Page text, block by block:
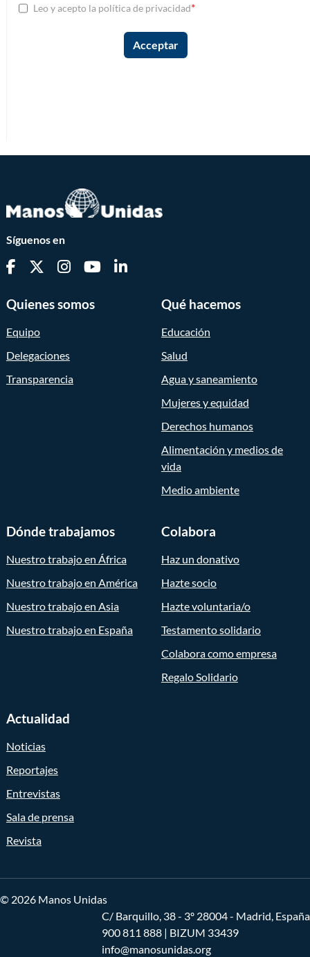
Leo y acepto la política de privacidad*
Síguenos en
Quienes somos
Equipo
Delegaciones
Transparencia
Qué hacemos
Educación
Salud
Agua y saneamiento
Mujeres y equidad
Derechos humanos
Alimentación y medios de
vida
Medio ambiente
Dónde trabajamos
Nuestro trabajo en África
Nuestro trabajo en América
Nuestro trabajo en Asia
Nuestro trabajo en España
Colabora
Haz un donativo
Hazte socio
Hazte voluntaria/o
Testamento solidario
Colabora como empresa
Regalo Solidario
Actualidad
Noticias
Reportajes
Entrevistas
Sala de prensa
Revista
© 2026 Manos Unidas
C/ Barquillo, 38 - 3º 28004 - Madrid, España
900 811 888 | BIZUM 33439
info@manosunidas.org